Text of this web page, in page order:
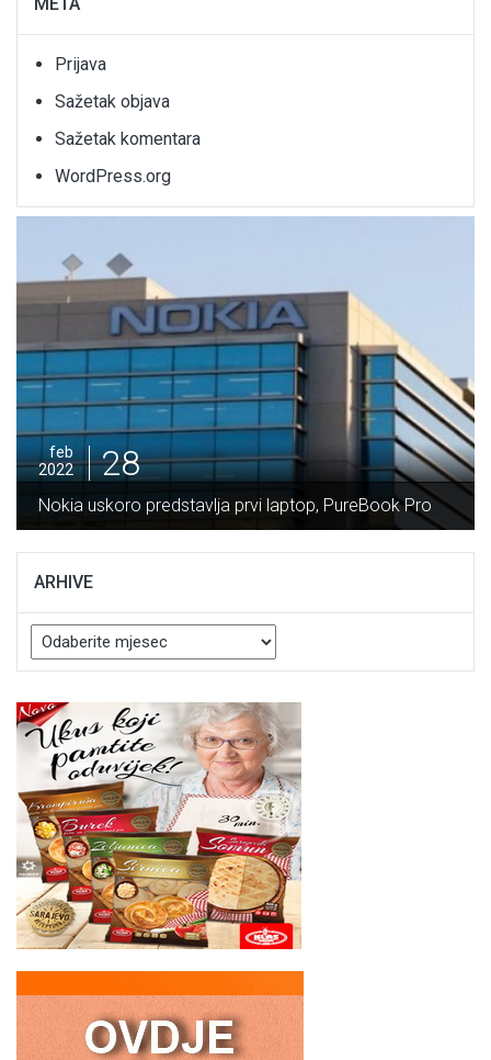
Prijava
Sažetak objava
Sažetak komentara
WordPress.org
feb
2022
28
Nokia uskoro predstavlja prvi laptop, PureBook Pro
ARHIVE
Arhive